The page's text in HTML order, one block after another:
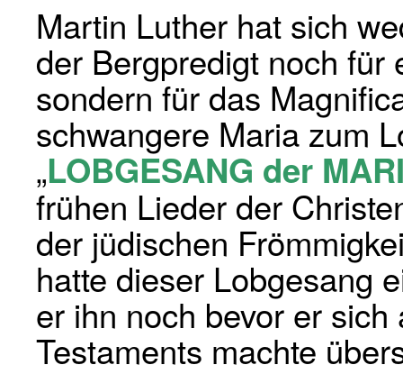
Martin Luther hat sich
der Bergpredigt noch für
sondern für das
schwangere Maria zum
„LOBGESANG der
frühen Lie­der der
der jüdischen
hatte dieser Lob­ge­sang
er ihn noch bevor er
Testaments machte